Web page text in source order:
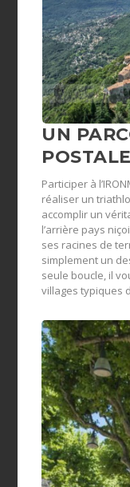
UN
Participer à
réaliser un
accomplir un
l’arrière pays
ses racines de
simplement un
seule boucle, il
villages typiques